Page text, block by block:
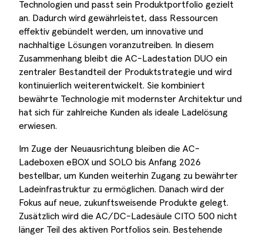
Technologien und passt sein Produktportfolio gezielt
an. Dadurch wird gewährleistet, dass Ressourcen
effektiv gebündelt werden, um innovative und
nachhaltige Lösungen voranzutreiben. In diesem
Zusammenhang bleibt die AC-Ladestation DUO ein
zentraler Bestandteil der Produktstrategie und wird
kontinuierlich weiterentwickelt. Sie kombiniert
bewährte Technologie mit modernster Architektur und
hat sich für zahlreiche Kunden als ideale Ladelösung
erwiesen.
Im Zuge der Neuausrichtung bleiben die AC-
Ladeboxen eBOX und SOLO bis Anfang 2026
bestellbar, um Kunden weiterhin Zugang zu bewährter
Ladeinfrastruktur zu ermöglichen. Danach wird der
Fokus auf neue, zukunftsweisende Produkte gelegt.
Zusätzlich wird die AC/DC-Ladesäule CITO 500 nicht
länger Teil des aktiven Portfolios sein. Bestehende